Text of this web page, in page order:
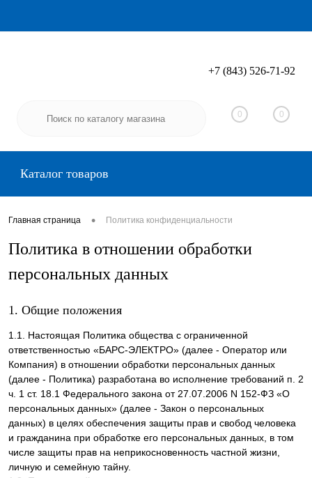
Вход Регистрация
+7 (843) 526-71-92
0 0
Каталог товаров
Главная страница • Политика конфиденциальности
Политика в отношении обработки
персональных данных
1. Общие положения
1.1. Настоящая Политика общества с ограниченной
ответственностью «БАРС-ЭЛЕКТРО» (далее - Оператор или
Компания) в отношении обработки персональных данных
(далее - Политика) разработана во исполнение требований п. 2
ч. 1 ст. 18.1 Федерального закона от 27.07.2006 N 152-ФЗ «О
персональных данных» (далее - Закон о персональных
данных) в целях обеспечения защиты прав и свобод человека
и гражданина при обработке его персональных данных, в том
числе защиты прав на неприкосновенность частной жизни,
личную и семейную тайну.